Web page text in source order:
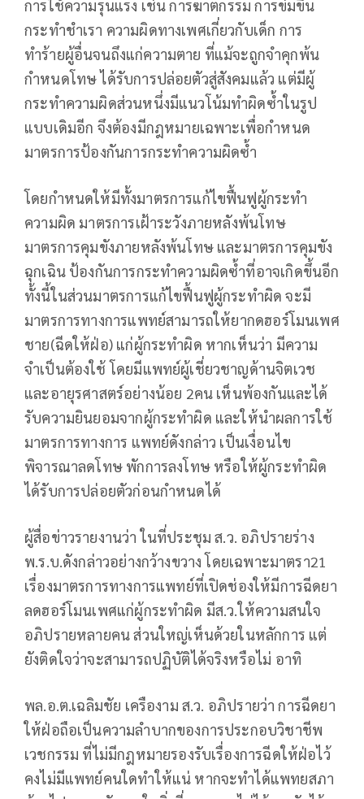
การใช้ความรุนแรง เช่น การฆาตกรรม การข่มขืน
กระทำชำเรา ความผิดทางเพศเกี่ยวกับเด็ก การ
ทำร้ายผู้อื่นจนถึงแก่ความตาย ที่แม้จะถูกจำคุกพ้น
กำหนดโทษ ได้รับการปล่อยตัวสู่สังคมแล้ว แต่มีผู้
กระทำความผิดส่วนหนึ่งมีแนวโน้มทำผิดซ้ำในรูป
แบบเดิมอีก จึงต้องมีกฎหมายเฉพาะเพื่อกำหนด
มาตรการป้องกันการกระทำความผิดซ้ำ
โดยกำหนดให้มีทั้งมาตรการแก้ไขฟื้นฟูผู้กระทำ
ความผิด มาตรการเฝ้าระวังภายหลังพ้นโทษ
มาตรการคุมขังภายหลังพ้นโทษ และมาตรการคุมขัง
ฉุกเฉิน ป้องกันการกระทำความผิดซ้ำที่อาจเกิดขึ้นอีก
ทั้งนี้ในส่วนมาตรการแก้ไขฟื้นฟูผู้กระทำผิด จะมี
มาตรการทางการแพทย์สามารถให้ยากดฮอร์โมนเพศ
ชาย(ฉีดให้ฝ่อ) แก่ผู้กระทำผิด หากเห็นว่า มีความ
จำเป็นต้องใช้ โดยมีแพทย์ผู้เชี่ยวชาญด้านจิตเวช
และอายุรศาสตร์อย่างน้อย 2คน เห็นพ้องกันและได้
รับความยินยอมจากผู้กระทำผิด และให้นำผลการใช้
มาตรการทางการ แพทย์ดังกล่าว เป็นเงื่อนไข
พิจารณาลดโทษ พักการลงโทษ หรือให้ผู้กระทำผิด
ได้รับการปล่อยตัวก่อนกำหนดได้
ผู้สื่อข่าวรายงานว่า ในที่ประชุม ส.ว. อภิปรายร่าง
พ.ร.บ.ดังกล่าวอย่างกว้างขวาง โดยเฉพาะมาตรา21
เรื่องมาตรการทางการแพทย์ที่เปิดช่องให้มีการฉีดยา
ลดฮอร์โมนเพศแก่ผู้กระทำผิด มีส.ว.ให้ความสนใจ
อภิปรายหลายคน ส่วนใหญ่เห็นด้วยในหลักการ แต่
ยังติดใจว่าจะสามารถปฏิบัติได้จริงหรือไม่ อาทิ
พล.อ.ต.เฉลิมชัย เครืองาม ส.ว. อภิปรายว่า การฉีดยา
ให้ฝ่อถือเป็นความลำบากของการประกอบวิชาชีพ
เวชกรรม ที่ไม่มีกฎหมายรองรับเรื่องการฉีดให้ฝ่อไว้
คงไม่มีแพทย์คนใดทำให้แน่ หากจะทำได้แพทยสภา